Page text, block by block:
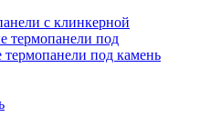
с клинкерной
термопанели под
под камень